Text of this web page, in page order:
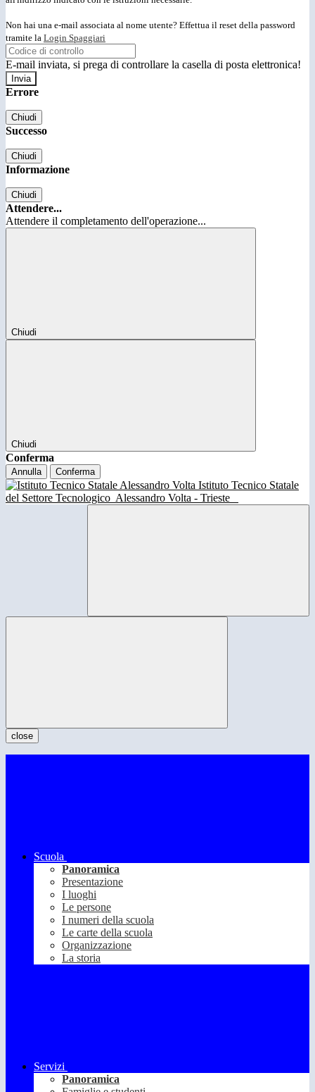
Non hai una e-mail associata al nome utente? Effettua il reset della password
tramite la Login Spaggiari
E-mail inviata, si prega di controllare la casella di posta elettronica!
Errore
Chiudi
Successo
Chiudi
Informazione
Chiudi
Attendere...
Attendere il completamento dell'operazione...
Chiudi
Chiudi
Conferma
Annulla Conferma
Istituto Tecnico Statale
del Settore Tecnologico Alessandro Volta - Trieste
close
Scuola
Panoramica
Presentazione
I luoghi
Le persone
I numeri della scuola
Le carte della scuola
Organizzazione
La storia
Servizi
Panoramica